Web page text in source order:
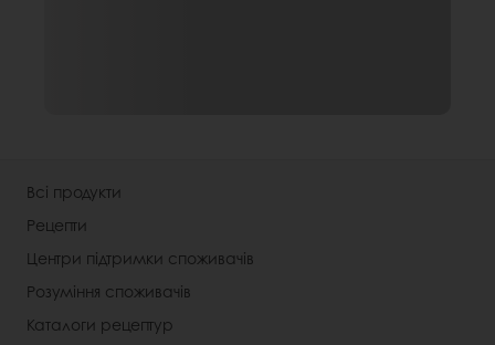
Всі продукти
Рецепти
Центри підтримки споживачів
Розуміння споживачів
Каталоги рецептур